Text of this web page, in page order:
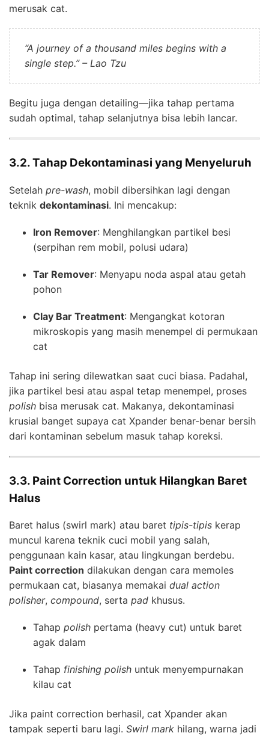
merusak cat.
“A journey of a thousand miles begins with a
single step.” – Lao Tzu
Begitu juga dengan detailing—jika tahap pertama
sudah optimal, tahap selanjutnya bisa lebih lancar.
3.2. Tahap Dekontaminasi yang Menyeluruh
Setelah pre-wash, mobil dibersihkan lagi dengan
teknik dekontaminasi. Ini mencakup:
Iron Remover: Menghilangkan partikel besi
(serpihan rem mobil, polusi udara)
Tar Remover: Menyapu noda aspal atau getah
pohon
Clay Bar Treatment: Mengangkat kotoran
mikroskopis yang masih menempel di permukaan
cat
Tahap ini sering dilewatkan saat cuci biasa. Padahal,
jika partikel besi atau aspal tetap menempel, proses
polish bisa merusak cat. Makanya, dekontaminasi
krusial banget supaya cat Xpander benar-benar bersih
dari kontaminan sebelum masuk tahap koreksi.
3.3. Paint Correction untuk Hilangkan Baret
Halus
Baret halus (swirl mark) atau baret tipis-tipis kerap
muncul karena teknik cuci mobil yang salah,
penggunaan kain kasar, atau lingkungan berdebu.
Paint correction dilakukan dengan cara memoles
permukaan cat, biasanya memakai dual action
polisher, compound, serta pad khusus.
Tahap polish pertama (heavy cut) untuk baret
agak dalam
Tahap finishing polish untuk menyempurnakan
kilau cat
Jika paint correction berhasil, cat Xpander akan
tampak seperti baru lagi. Swirl mark hilang, warna jadi